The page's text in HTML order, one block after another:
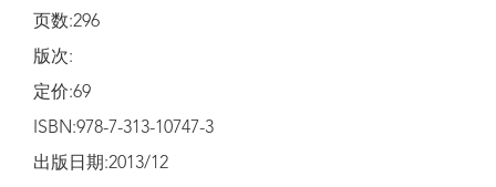
页数:296
版次:
定价:69
ISBN:978-7-313-10747-3
出版日期:2013/12